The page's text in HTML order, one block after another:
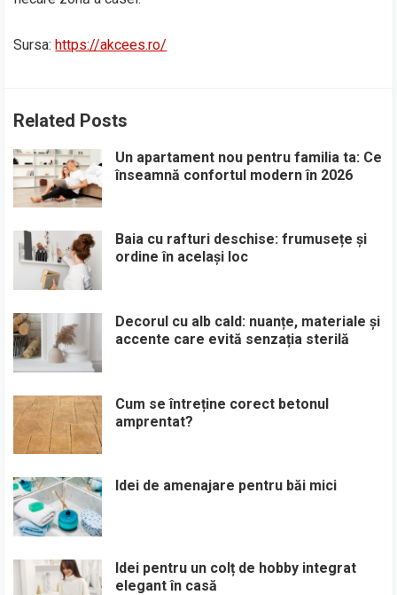
Sursa:https://akcees.ro/
Related Posts
Un apartament nou pentru familia ta: Ce
înseamnă confortul modern în 2026
Baia cu rafturi deschise: frumusețe și
ordine în același loc
Decorul cu alb cald: nuanțe, materiale și
accente care evită senzația sterilă
Cum se întreține corect betonul
amprentat?
Idei de amenajare pentru băi mici
Idei pentru un colț de hobby integrat
elegant în casă